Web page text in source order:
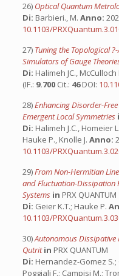
26) Optical Quantum
Di: Barbieri., M. Anno:
10.1103/
27) Tuning the Topological
Simulators of Gauge
Di: Halimeh JC.,
(IF.: 9.700 Cit.: 46DOI:
28)Enhancing Disorder-
Emergent Local Symmetries
Di: Halimeh J.C., Homeier
Hauke P., Knolle J. Anno:
10.1103/
29)From Non-Hermitian
and Fluctuation-Dissipation
Systems in PRX QUANTUM
Di: Geier K.T.; Hauke P.
10.1103/
30)Autonomous Dissipative
Qutritin PRX QUANTUM
Di: Hernandez-Gomez
Poggiali F.; Campisi M.;